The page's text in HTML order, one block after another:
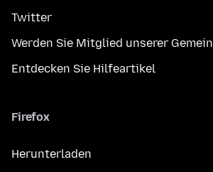
Twitter
Werden Sie Mitglied unserer
Entdecken Sie Hilfeartikel
Firefox
Herunterladen